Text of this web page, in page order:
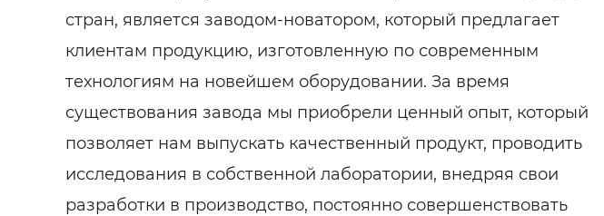
стран, является заводом-новатором, который предлагает
клиентам продукцию, изготовленную по современным
технологиям на новейшем оборудовании. За время
существования завода мы приобрели ценный опыт, который
позволяет нам выпускать качественный продукт, проводить
исследования в собственной лаборатории, внедряя свои
разработки в производство, постоянно совершенствовать